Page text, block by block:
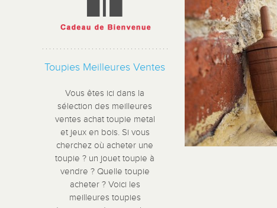
Toupies Meilleures Ventes
Vous êtes ici dans la
sélection des meilleures
ventes achat toupie metal
et jeux en bois. Si vous
cherchez où acheter une
toupie ? un jouet toupie à
vendre ? Quelle toupie
acheter ? Voici les
meilleures toupies